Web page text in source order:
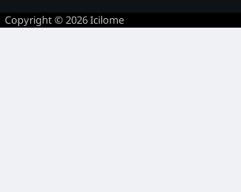
Copyright © 2026Icilome